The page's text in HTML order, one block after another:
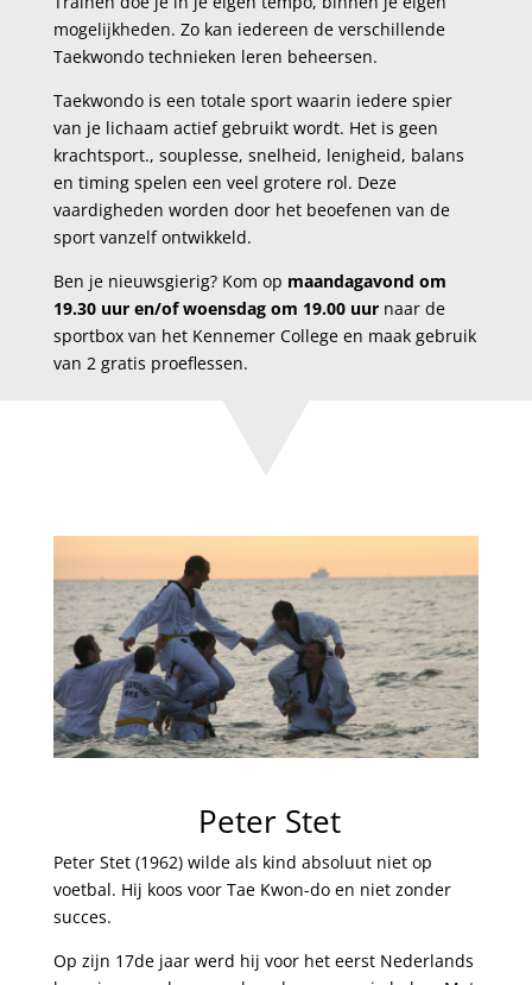
mogelijkheden. Zo kan iedereen de verschillende
Taekwondo technieken leren beheersen.
Taekwondo is een totale sport waarin iedere spier
van je lichaam actief gebruikt wordt. Het is geen
krachtsport., souplesse, snelheid, lenigheid, balans
en timing spelen een veel grotere rol. Deze
vaardigheden worden door het beoefenen van de
sport vanzelf ontwikkeld.
Ben je nieuwsgierig? Kom op maandagavond om
19.30 uur en/of woensdag om 19.00 uurnaar de
sportbox van het Kennemer College en maak gebruik
van 2 gratis proeflessen.
Peter Stet
Peter Stet (1962) wilde als kind absoluut niet op
voetbal. Hij koos voor Tae Kwon-do en niet zonder
succes.
Op zijn 17de jaar werd hij voor het eerst Nederlands